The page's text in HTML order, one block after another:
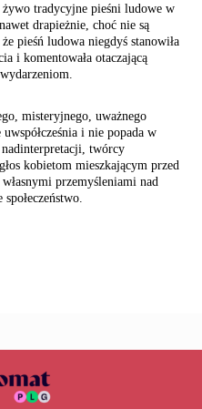
tradycyjne pieśni ludowe w
drapieżnie, choć nie są
pieśń ludowa niegdyś stanowiła
i komentowała otaczającą
misteryjnego, uważnego
i nie popada w
twórcy
kobietom mieszkającym przed
przemyśleniami nad